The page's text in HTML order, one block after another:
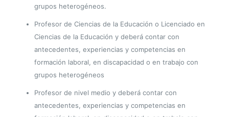
grupos heterogéneos.
Profesor de Ciencias de la Educación o Licenciado en
Ciencias de la Educación y deberá contar con
antecedentes, experiencias y competencias en
formación laboral, en discapacidad o en trabajo con
grupos heterogéneos
Profesor de nivel medio y deberá contar con
antecedentes, experiencias y competencias en